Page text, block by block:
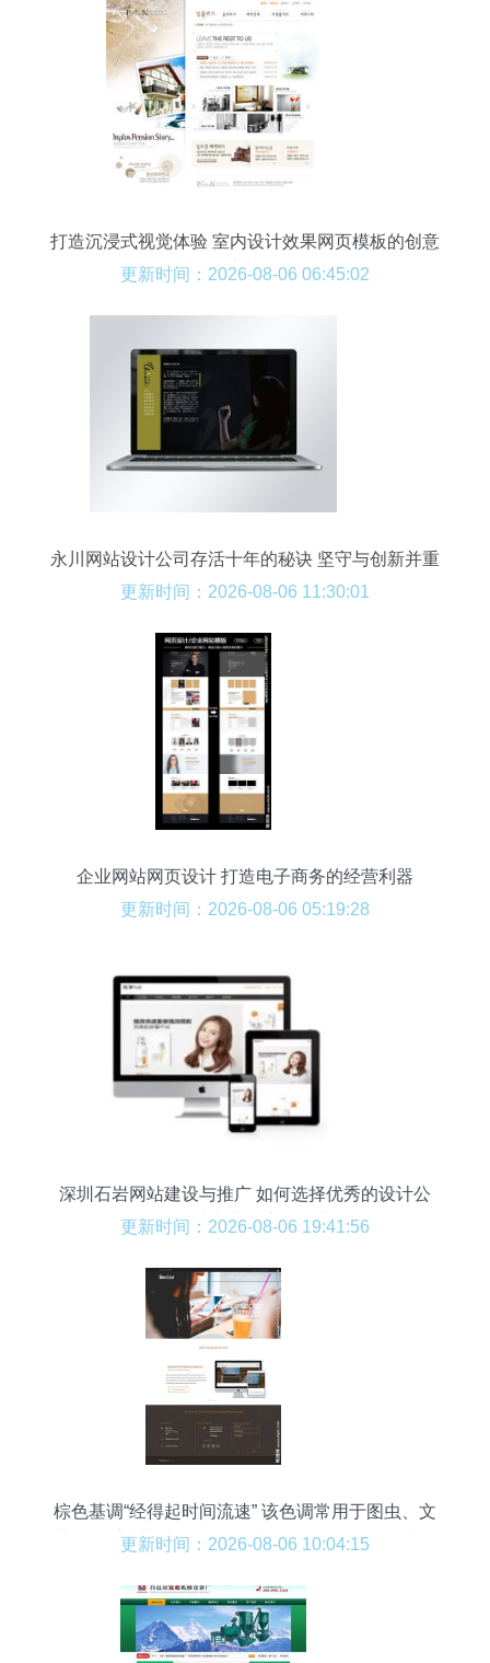
打造沉浸式视觉体验 室内设计效果网页模板的创意
实践
更新时间：2026-08-06 06:45:02
永川网站设计公司存活十年的秘诀 坚守与创新并重
更新时间：2026-08-06 11:30:01
企业网站网页设计 打造电子商务的经营利器
更新时间：2026-08-06 05:19:28
深圳石岩网站建设与推广 如何选择优秀的设计公
司，助力电子商务经营
更新时间：2026-08-06 19:41:56
棕色基调“经得起时间流速” 该色调常用于图虫、文
艺园区重制术或AI风孔品质形象扫描仪，在网站的
保非高饱和度其温暖视觉权重最大化避免突兀，有
利于精缩用户视线在小规模滚动切换时唤起安全心
态——“小名片型字。”与晶莹的元素紧密会息抵消
更新时间：2026-08-06 10:04:15